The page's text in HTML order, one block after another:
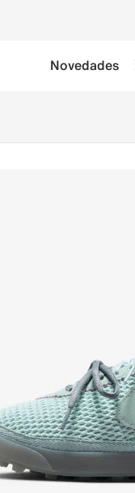
Novedades